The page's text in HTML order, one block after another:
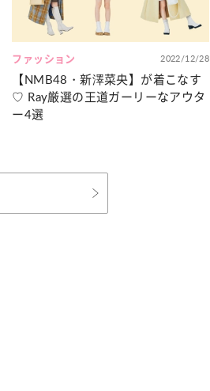
ファッション 2022/12/28
【NMB48・新澤菜央】が着こなす
♡ Ray厳選の王道ガーリーなアウタ
ー4選